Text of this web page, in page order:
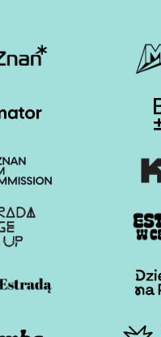
Otwiera stronę w nowej karcie
Otwiera stronę w nowej karcie
Otwiera stronę w nowej karcie
Otwiera stronę w nowej karcie
Otwiera stronę w nowej karcie